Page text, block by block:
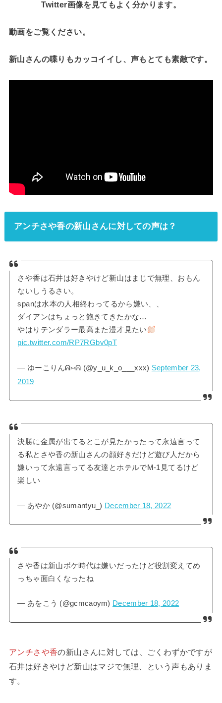
Twitter画像を見てもよく分かります。
動画をご覧ください。
新山さんの喋りもカッコイイし、声もとても素敵です。
アンチさや香の新山さんに対しての声は？
さや香は石井は好きやけど新山はまじで無理、おもん
ないしうるさい。
spanは水本の人相終わってるから嫌い、、
ダイアンはちょっと飽きてきたかな…
やはりテンダラー最高また漫才見たい
pic.twitter.com/RP7RGbv0pT
— ゆーこりんᕱ⑅ᕱ (@y_u_k_o___xxx) September 23,
2019
決勝に金属が出てるとこが見たかったって永遠言って
る私とさや香の新山さんの顔好きだけど遊び人だから
嫌いって永遠言ってる友達とホテルでM-1見てるけど
楽しい
— あやか (@sumantyu_) December 18, 2022
さや香は新山ボケ時代は嫌いだったけど役割変えてめ
っちゃ面白くなったね
— あをこう (@gcmcaoym) December 18, 2022
アンチさや香の新山さんに対しては、ごくわずかですが
石井は好きやけど新山はマジで無理、という声もありま
す。